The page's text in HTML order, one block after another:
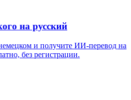
на русский
и получите ИИ-перевод на
без регистрации.